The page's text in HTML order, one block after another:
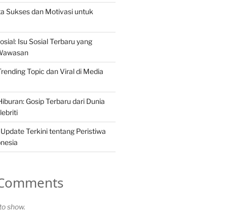
Sukses dan Motivasi untuk
Isu Sosial Terbaru yang
Topic dan Viral di Media
Gosip Terbaru dari Dunia
Terkini tentang Peristiwa
show.